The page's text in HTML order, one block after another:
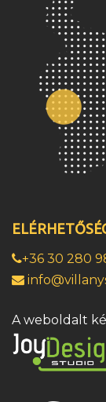
+36 30 280
A weboldalt